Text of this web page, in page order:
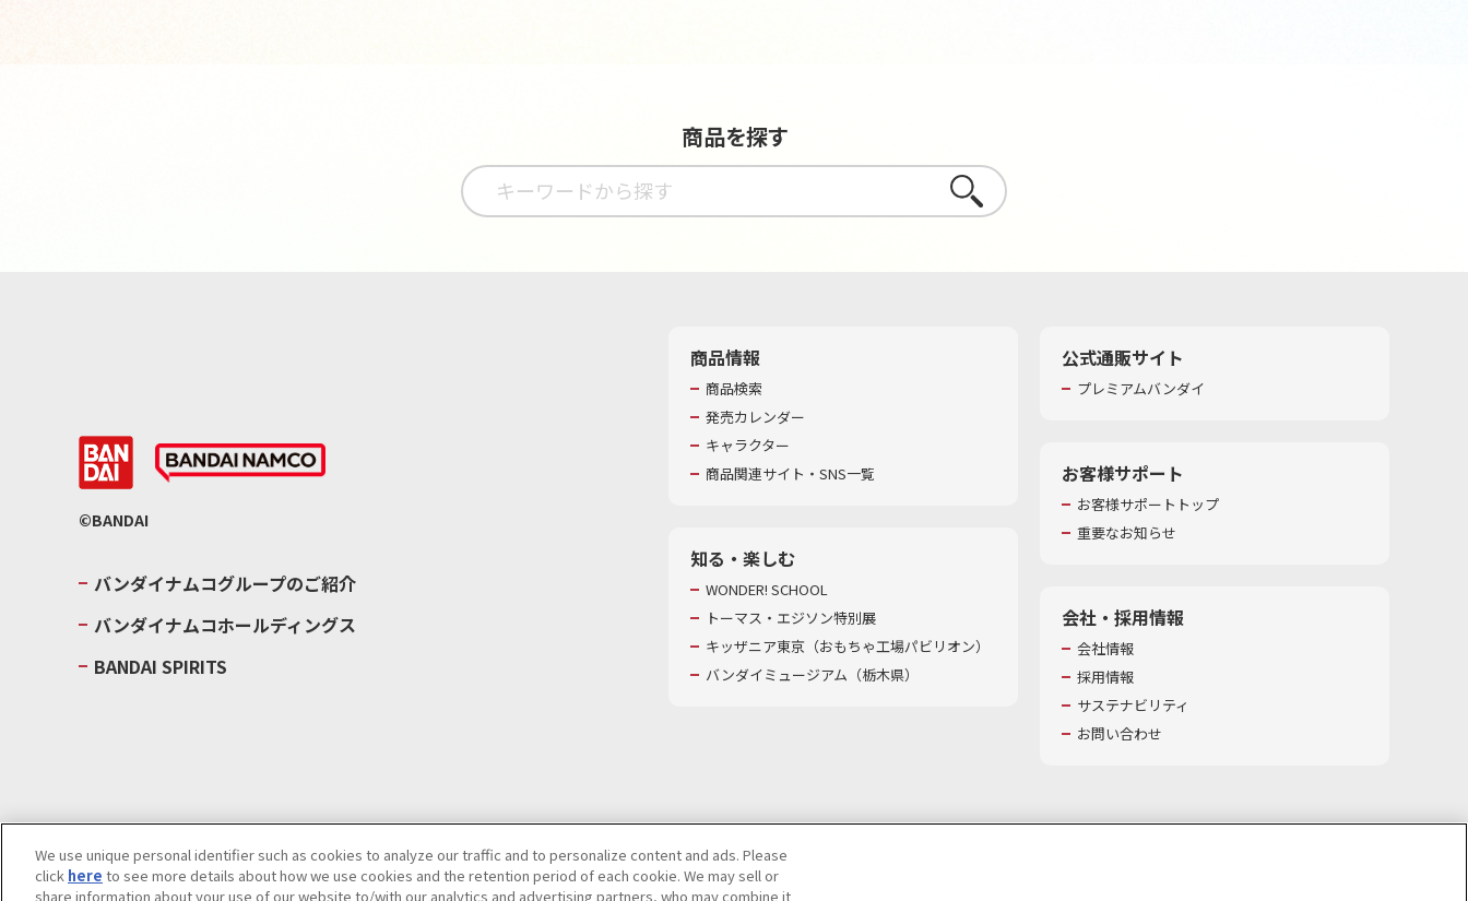
商品を探す
さがす
©BANDAI
バンダイナムコグループのご紹介
バンダイナムコホールディングス
BANDAI SPIRITS
商品情報
商品検索
発売カレンダー
キャラクター
商品関連サイト・SNS一覧
知る・楽しむ
WONDER! SCHOOL
トーマス・エジソン特別展
キッザニア東京（おもちゃ工場パビリオン）​
バンダイミュージアム（栃木県）
公式通販サイト
プレミアムバンダイ
お客様サポート
お客様サポートトップ
重要なお知らせ
会社・採用情報
会社情報
採用情報
サステナビリティ
お問い合わせ
ウェブサイトご利用条件ソーシャルメディアポリシー個人情報及び特定個人情報等の取り扱いに関する保護方針
We use unique personal identifier such as cookies to analyze our traffic and to personalize content and ads. Please
click here to see more details about how we use cookies and the retention period of each cookie. We may sell or
share information about your use of our website to/with our analytics and advertising partners, who may combine it